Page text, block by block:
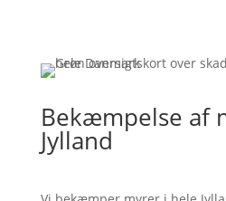
Bekæmpelse af
Jylland